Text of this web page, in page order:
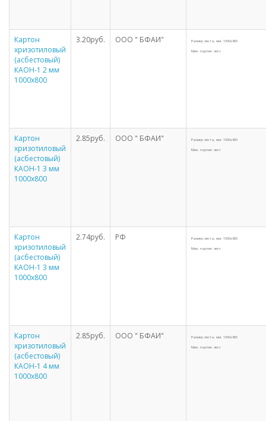
Картон
хризотиловый
(асбестовый)
КАОН-1 2 мм
1000х800
3.20руб. ООО " БФАИ" Размер листа, мм: 1000х800
Мин. партия: лист
Картон
хризотиловый
(асбестовый)
КАОН-1 3 мм
1000х800
2.85руб. ООО " БФАИ" Размер листа, мм: 1000х800
Мин. партия: лист
Картон
хризотиловый
(асбестовый)
КАОН-1 3 мм
1000х800
2.74руб. РФ Размер листа, мм: 1000х800
Мин. партия: лист
Картон
хризотиловый
(асбестовый)
КАОН-1 4 мм
1000х800
2.85руб. ООО " БФАИ" Размер листа, мм: 1000х800
Мин. партия: лист